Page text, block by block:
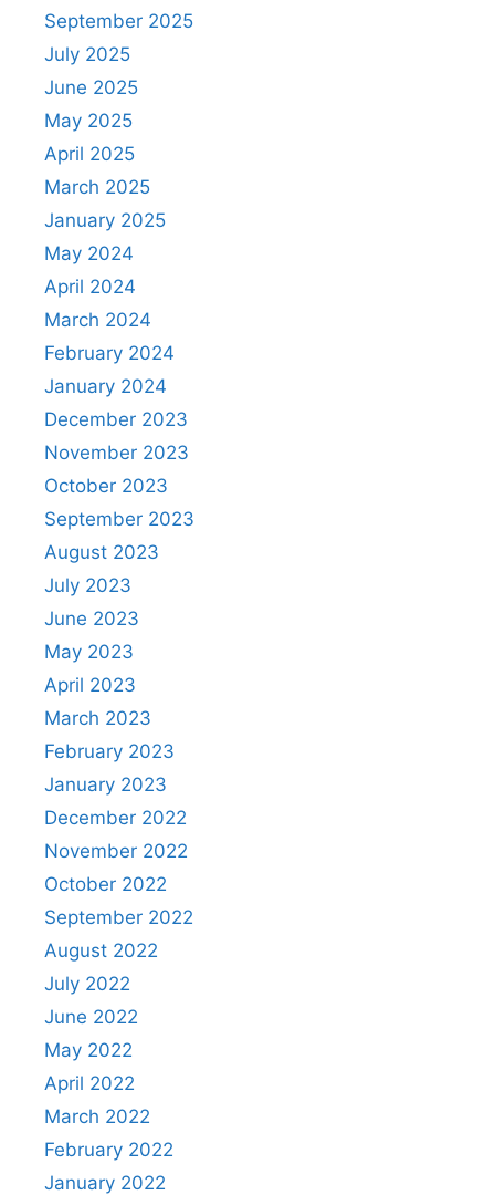
September 2025
July 2025
June 2025
May 2025
April 2025
March 2025
January 2025
May 2024
April 2024
March 2024
February 2024
January 2024
December 2023
November 2023
October 2023
September 2023
August 2023
July 2023
June 2023
May 2023
April 2023
March 2023
February 2023
January 2023
December 2022
November 2022
October 2022
September 2022
August 2022
July 2022
June 2022
May 2022
April 2022
March 2022
February 2022
January 2022